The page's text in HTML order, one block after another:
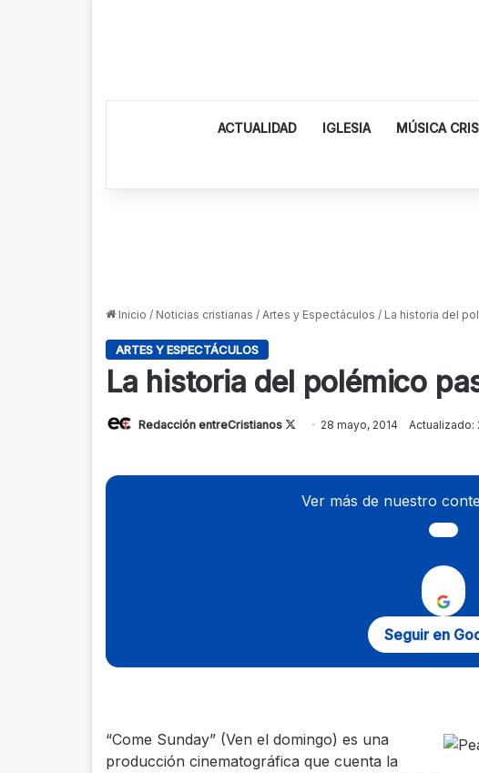
ACTUALIDAD IGLESIA MÚSICA
Inicio / Noticias cristianas / Artes y Espectáculos / La historia del
ARTES Y ESPECTÁCULOS
La historia del polémico
Redacción entreCristianos
Follow28 mayo, 2014 Actualizado:
Ver más de nuestro
Seguir en
“Come Sunday” (Ven el domingo) es una
producción cinematográfica que cuenta la